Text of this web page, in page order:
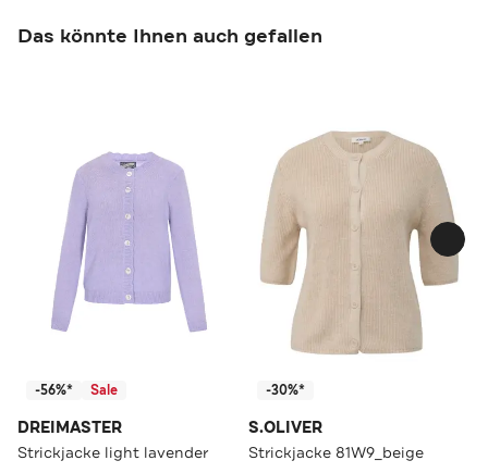
Das könnte Ihnen auch gefallen
-56%* Sale
DREIMASTER
Strickjacke light lavender
-30%*
S.OLIVER
Strickjacke 81W9_beige